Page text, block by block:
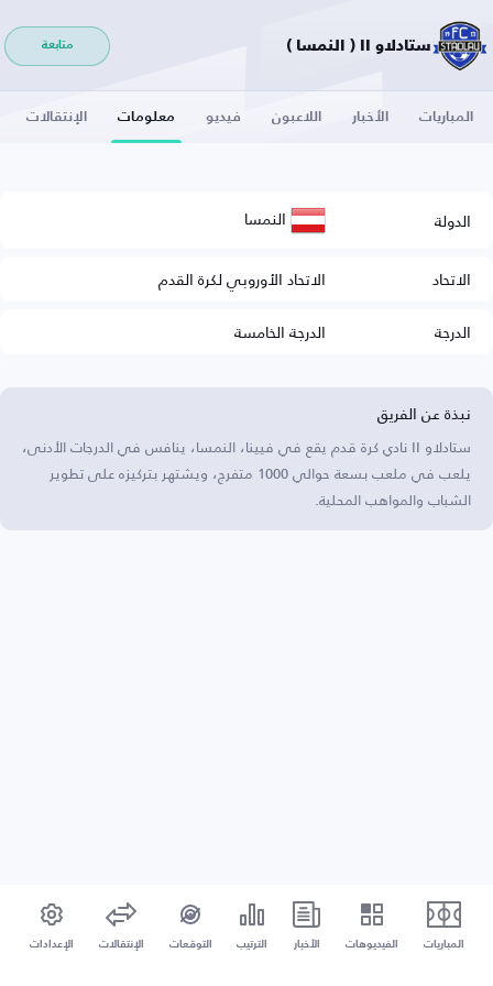
ستادلاو II ( النمسا ) متابعة
المباريات الأخبار اللاعبون فيديو معلومات الإنتقالات
الدولة النمسا
الاتحاد
الاتحاد الأوروبي لكرة القدم
الدرجة
الدرجة الخامسة
نبذة عن الفريق
ستادلاو II نادي كرة قدم يقع في فيينا، النمسا، ينافس في الدرجات الأدنى،
يلعب في ملعب بسعة حوالي 1000 متفرج، ويشتهر بتركيزه على تطوير
الشباب والمواهب المحلية.
المباريات الفيديوهات الأخبار الترتيب التوقعات الإنتقالات الإعدادات